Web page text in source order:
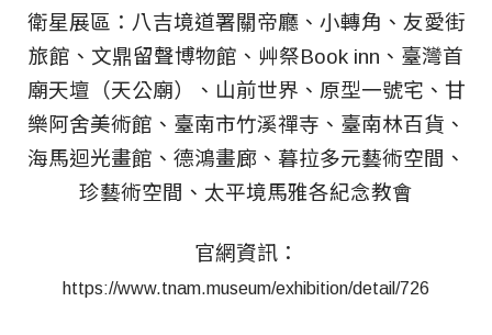
衛星展區：八吉境道署關帝廳、小轉角、友愛街
旅館、文鼎留聲博物館、艸祭Book inn、臺灣首
廟天壇（天公廟）、山前世界、原型一號宅、甘
樂阿舍美術館、臺南市竹溪禪寺、臺南林百貨、
海馬迴光畫館、德鴻畫廊、暮拉多元藝術空間、
珍藝術空間、太平境馬雅各紀念教會
官網資訊：
https://www.tnam.museum/exhibition/detail/726